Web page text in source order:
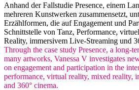
Anhand der Fallstudie Presence, einem
mehreren Kunstwerken zusammensetzt,
Erzählformen, die auf Engagement und
Schnittstelle von Tanz, Performance,
Reality, immersivem Live-Streaming und
Through the case study Presence, a long-
many artworks, Vanessa V investigates
on engagement and participation in the
performance, virtual reality, mixed reality,
and 360° cinema.